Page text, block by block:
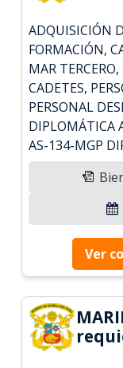
ADQUISICIÓN
FORMACIÓN,
MAR
CADETES,
PERSONAL
DIPLOMÁTICA
AS-134-MGP
Ver